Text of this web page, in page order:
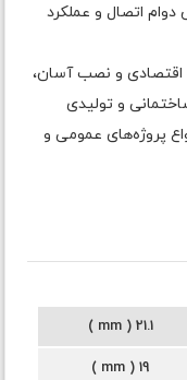
اتصال و عملکرد
اقتصادی و نصب آسان،
و تولیدی
پروژه‌های عمومی و
21.1 ( mm )
19 ( mm )